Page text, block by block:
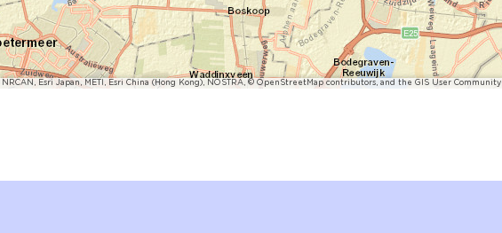
Esri Japan, METI, Esri China (Hong Kong), NOSTRA, © OpenStreetMap contributors, and the GIS User Community